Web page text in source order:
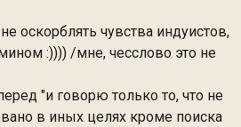
оскорблять чувства индуистов,
:)))) /мне, чесслово это не
"и говорю только то, что не
в иных целях кроме поиска